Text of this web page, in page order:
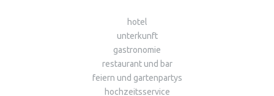
hotel
unterkunft
gastronomie
restaurant und bar
feiern und gartenpartys
hochzeitsservice